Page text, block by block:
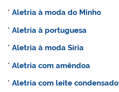
*Aletria à moda do Minho
*Aletria à portuguesa
*Aletria à moda Síria
*Aletria com amêndoa
*Aletria com leite condensado